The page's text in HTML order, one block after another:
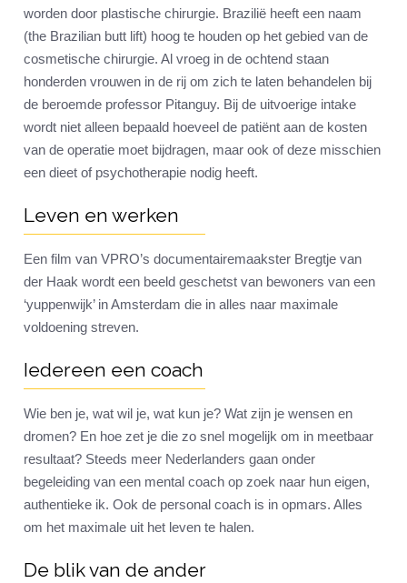
worden door plastische chirurgie. Brazilië heeft een naam
(the Brazilian butt lift) hoog te houden op het gebied van de
cosmetische chirurgie. Al vroeg in de ochtend staan
honderden vrouwen in de rij om zich te laten behandelen bij
de beroemde professor Pitanguy. Bij de uitvoerige intake
wordt niet alleen bepaald hoeveel de patiënt aan de kosten
van de operatie moet bijdragen, maar ook of deze misschien
een dieet of psychotherapie nodig heeft.
Leven en werken
Een film van VPRO’s documentairemaakster Bregtje van
der Haak wordt een beeld geschetst van bewoners van een
‘yuppenwijk’ in Amsterdam die in alles naar maximale
voldoening streven.
Iedereen een coach
Wie ben je, wat wil je, wat kun je? Wat zijn je wensen en
dromen? En hoe zet je die zo snel mogelijk om in meetbaar
resultaat? Steeds meer Nederlanders gaan onder
begeleiding van een mental coach op zoek naar hun eigen,
authentieke ik. Ook de personal coach is in opmars. Alles
om het maximale uit het leven te halen.
De blik van de ander